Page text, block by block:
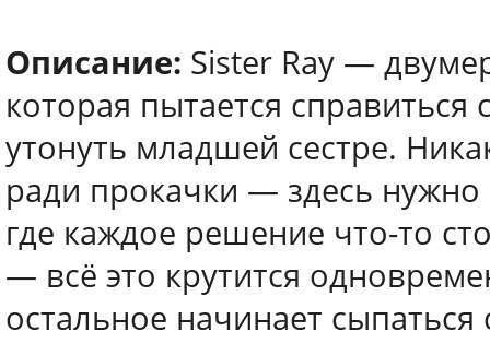
Описание: Sister Ray —
которая пытается
утонуть младшей сестре.
ради прокачки — здесь
где каждое решение что-то
— всё это крутится
остальное начинает сыпаться